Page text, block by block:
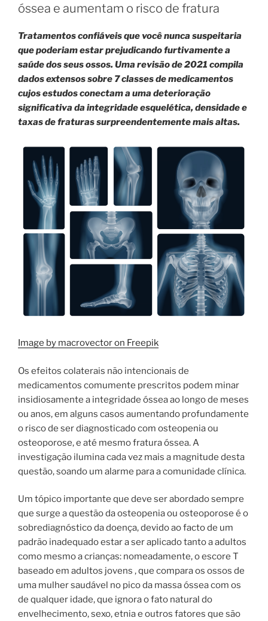
óssea e aumentam o risco de fratura
Tratamentos confiáveis ​​que você nunca suspeitaria
que poderiam estar prejudicando furtivamente a
saúde dos seus ossos. Uma revisão de 2021 compila
dados extensos sobre 7 classes de medicamentos
cujos estudos conectam a uma deterioração
significativa da integridade esquelética, densidade e
taxas de fraturas surpreendentemente mais altas.
Image by macrovector on Freepik
Os efeitos colaterais não intencionais de
medicamentos comumente prescritos podem minar
insidiosamente a integridade óssea ao longo de meses
ou anos, em alguns casos aumentando profundamente
o risco de ser diagnosticado com osteopenia ou
osteoporose, e até mesmo fratura óssea. A
investigação ilumina cada vez mais a magnitude desta
questão, soando um alarme para a comunidade clínica.
Um tópico importante que deve ser abordado sempre
que surge a questão da osteopenia ou osteoporose é o
sobrediagnóstico da doença, devido ao facto de um
padrão inadequado estar a ser aplicado tanto a adultos
como mesmo a crianças: nomeadamente, o escore T
baseado em adultos jovens , que compara os ossos de
uma mulher saudável no pico da massa óssea com os
de qualquer idade, que ignora o fato natural do
envelhecimento, sexo, etnia e outros fatores que são